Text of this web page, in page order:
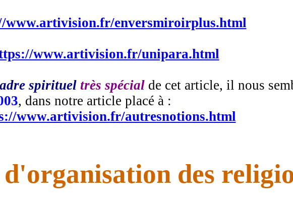
www.artivision.fr/enversmiroirplus.html
www.artivision.fr/unipara.html
spirituel très spécial de cet article, il nous
, dans notre article placé à :
www.artivision.fr/autresnotions.html
des